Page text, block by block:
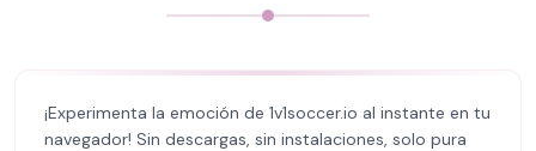
¡Experimenta la emoción de 1v1soccer.io al instante en tu
navegador! Sin descargas, sin instalaciones, solo pura